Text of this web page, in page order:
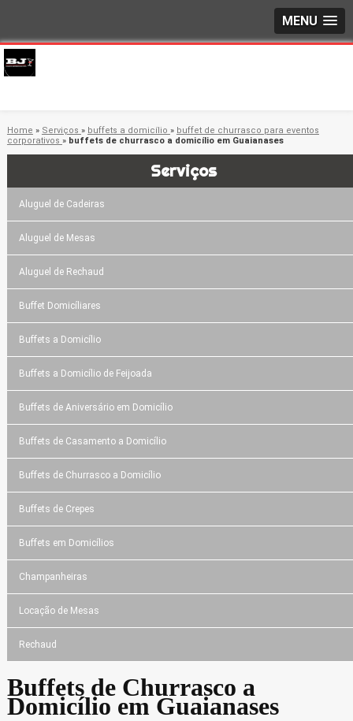
MENU
Home » Serviços » buffets a domicílio » buffet de churrasco para eventos
corporativos » buffets de churrasco a domicílio em Guaianases
Serviços
Aluguel de Cadeiras
Aluguel de Mesas
Aluguel de Rechaud
Buffet Domicíliares
Buffets a Domicílio
Buffets a Domicílio de Feijoada
Buffets de Aniversário em Domicílio
Buffets de Casamento a Domicílio
Buffets de Churrasco a Domicílio
Buffets de Crepes
Buffets em Domicílios
Champanheiras
Locação de Mesas
Rechaud
Buffets de Churrasco a
Domicílio em Guaianases